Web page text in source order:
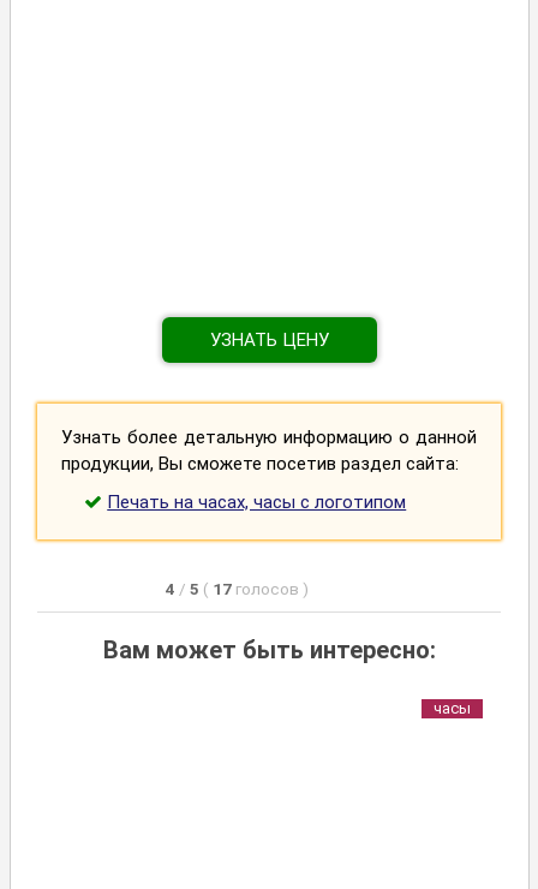
УЗНАТЬ ЦЕНУ
Узнать более детальную информацию о данной
продукции, Вы сможете посетив раздел сайта:
Печать на часах, часы с логотипом
4 / 5 ( 17 голосов )
Вам может быть интересно:
часы